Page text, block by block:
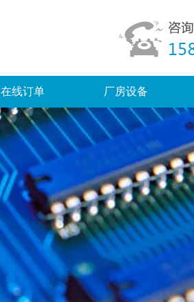
在线订单 厂房设备